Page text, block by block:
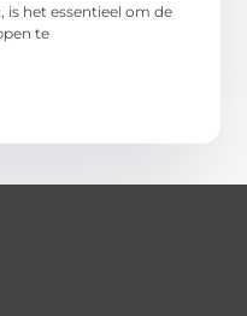
het essentieel om de
te